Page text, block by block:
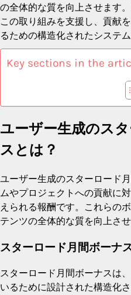
の全体的な質を向上させます
この取り組みを支援し、貢献
るための構造化されたシステ
Key sections in the
ユーザー生成のス
スとは？
ユーザー生成のスターロード
ムやプロジェクトへの貢献に
えられる報酬です。これらの
テンツの全体的な質を向上さ
スターロード月間ボーナ
スターロード月間ボーナスは
いるために設計された構造化